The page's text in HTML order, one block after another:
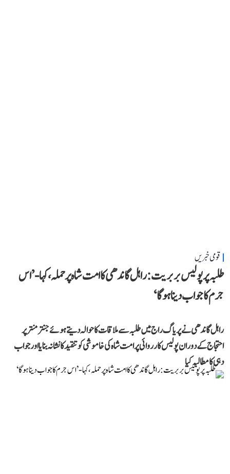
قومی خبریں
طلبہ پر پولیس بربریت: راہل گاندھی کا امت شاہ پر حملہ، کہا- ’اس
جرم کا جواب دینا ہوگا‘
راہل گاندھی نے پریاگ راج میں طلبہ سے ملاقات کا حوالہ دیتے ہوئے جنتر منتر پر
احتجاج کے دوران پولیس کارروائی پر امت شاہ کی خاموشی کو تنقید کا نشانہ بنایا اور جواب
دہی کا مطالبہ کیا